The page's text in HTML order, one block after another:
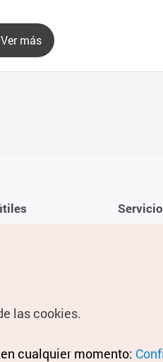
Ver más
Términos
las cookies.
cualquier momento: